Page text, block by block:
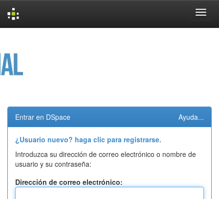
Entrar en DSpace Ayuda...
¿Usuario nuevo? haga clic para registrarse.
Introduzca su dirección de correo electrónico o nombre de
usuario y su contraseña:
Dirección de correo electrónico: